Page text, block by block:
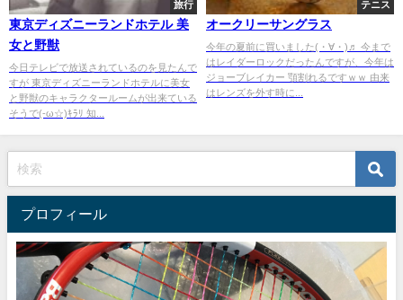
旅行
東京ディズニーランドホテル 美
女と野獣
今日テレビで放送されているのを見たんで
すが 東京ディズニーランドホテルに美女
と野獣のキャラクタールームが出来ている
そうで(-ω☆)ｷﾗﾘ 知...
テニス
オークリーサングラス
今年の夏前に買いました(・∀・)♬ 今まで
はレイダーロックだったんですが、今年は
ジョーブレイカー 顎割れるですｗｗ 由来
はレンズを外す時に...
プロフィール